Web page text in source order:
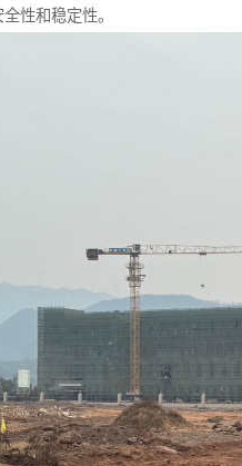
性和稳定性。